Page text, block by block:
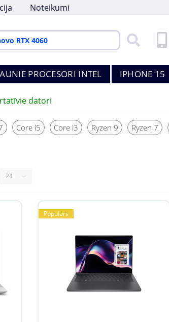
Noteikumi
PROCESORI INTEL IPHONE 15
datori
Core i5 Core i3 Ryzen 9 Ryzen 7
Populārs